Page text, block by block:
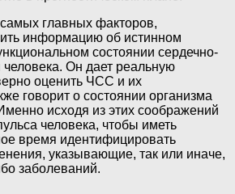
главных факторов,
информацию об истинном
состоянии сердечно-
человека. Он дает реальную
оценить ЧСС и их
говорит о состоянии организма
исходя из этих соображений
человека, чтобы иметь
время идентифицировать
указывающие, так или иначе,
заболеваний.